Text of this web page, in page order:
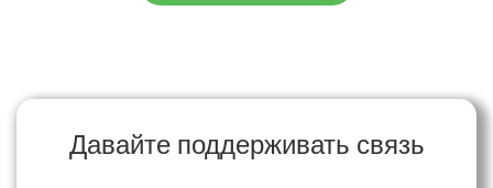
Давайте поддерживать связь